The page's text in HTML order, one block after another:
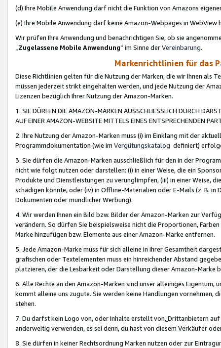
(d) Ihre Mobile Anwendung darf nicht die Funktion von Amazons
(e) Ihre Mobile Anwendung darf keine Amazon-Webpages in WebView
Wir prüfen Ihre Anwendung und benachrichtigen Sie, ob sie
„Zugelassene Mobile Anwendung“ im Sinne derVereinbarung.
Markenrichtlinien für das
Diese Richtlinien gelten für die Nutzung der Marken, die wir Ihnen als
müssen jederzeit strikt eingehalten werden, und jede Nutzung der
Lizenzen bezüglich Ihrer Nutzung der Amazon-Marken.
1. SIE DÜRFEN DIE AMAZON-MARKEN AUSSCHLIESSLICH DURCH
AUF EINER AMAZON-WEBSITE MITTELS EINES ENTSPRECHENDEN
2. Ihre Nutzung der Amazon-Marken muss (i) im Einklang mit der
Programmdokumentation (wie im Vergütungskatalog definiert)
3. Sie dürfen die Amazon-Marken ausschließlich für den in der
nicht wie folgt nutzen oder darstellen: (i) in einer Weise, die ein
Produkte und Dienstleistungen zu verunglimpfen, (iii) in einer Weise,
schädigen könnte, oder (iv) in Offline-Materialien oder E-Mails (z. B. in
Dokumenten oder mündlicher Werbung).
4. Wir werden Ihnen ein Bild bzw. Bilder der Amazon-Marken zur
verändern. So dürfen Sie beispielsweise nicht die Proportionen,
Marke hinzufügen bzw. Elemente aus einer Amazon-Marke entfernen.
5. Jede Amazon-Marke muss für sich alleine in ihrer Gesamtheit
grafischen oder Textelementen muss ein hinreichender Abstand
platzieren, der die Lesbarkeit oder Darstellung dieser Amazon-Marke
6. Alle Rechte an den Amazon-Marken sind unser alleiniges
kommt alleine uns zugute. Sie werden keine Handlungen vornehmen,
stehen.
7. Du darfst kein Logo von, oder Inhalte erstellt von,Drittanbietern auf
anderweitig verwenden, es sei denn, du hast von diesem Verkäufer
8. Sie dürfen in keiner Rechtsordnung Marken nutzen oder zur